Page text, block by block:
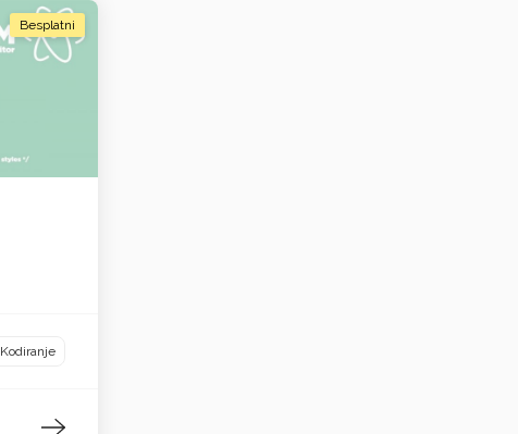
Besplatni
Kodiranje